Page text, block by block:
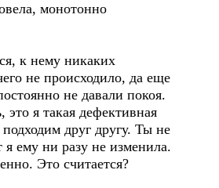
монотонно
к нему никаких
не происходило, да еще
не давали покоя.
это я такая дефективная
друг другу. Ты не
я ему ни разу не изменила.
Это считается?